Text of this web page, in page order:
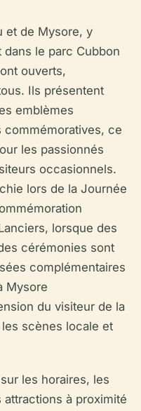
et de Mysore, y
le parc Cubbon
ouverts,
Ils présentent
emblèmes
commémoratives, ce
les passionnés
occasionnels.
lors de la Journée
lorsque des
cérémonies sont
complémentaires
Mysore
du visiteur de la
scènes locale et
les horaires, les
à proximité